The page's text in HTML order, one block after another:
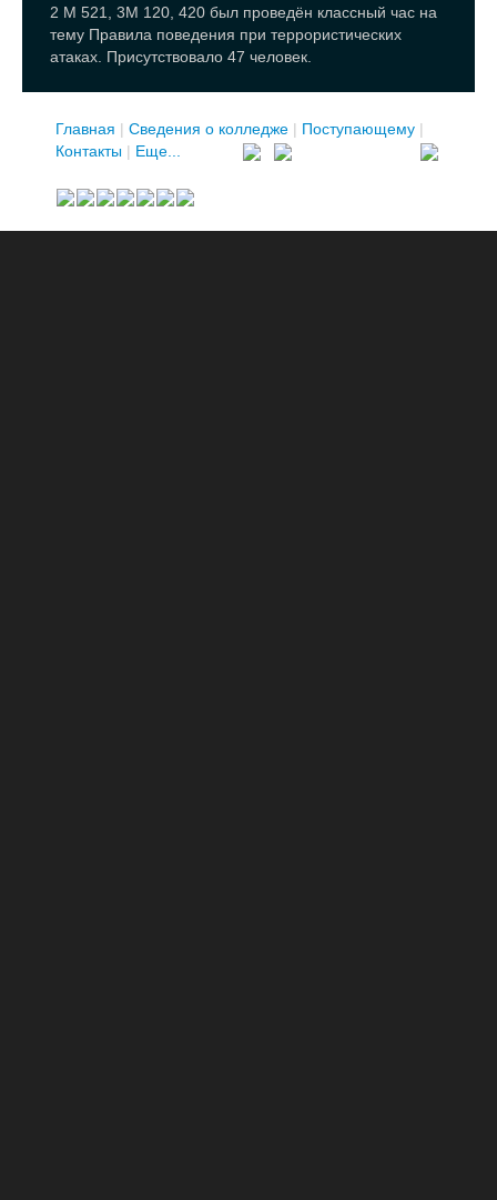
2 М 521, 3М 120, 420 был проведён классный час на
тему Правила поведения при террористических
атаках. Присутствовало 47 человек.
Главная | Сведения о колледже| Поступающему|
Контакты| Еще...